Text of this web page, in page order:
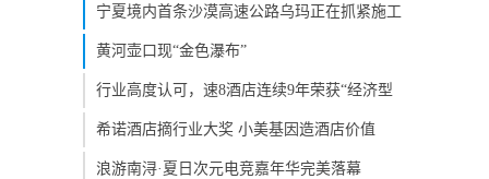
宁夏境内首条沙漠高速公路乌玛正在抓紧施工
黄河壶口现“金色瀑布”
行业高度认可，速8酒店连续9年荣获“经济型
希诺酒店摘行业大奖 小美基因造酒店价值
浪游南浔·夏日次元电竞嘉年华完美落幕